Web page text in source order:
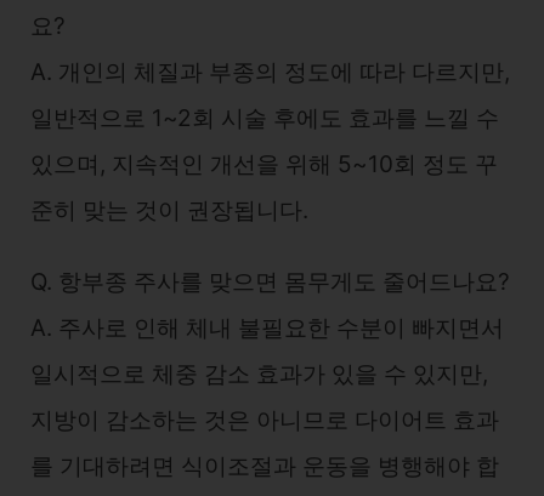
요?
A. 개인의 체질과 부종의 정도에 따라 다르지만,
일반적으로 1~2회 시술 후에도 효과를 느낄 수
있으며, 지속적인 개선을 위해 5~10회 정도 꾸
준히 맞는 것이 권장됩니다.
Q. 항부종 주사를 맞으면 몸무게도 줄어드나요?
A. 주사로 인해 체내 불필요한 수분이 빠지면서
일시적으로 체중 감소 효과가 있을 수 있지만,
지방이 감소하는 것은 아니므로 다이어트 효과
를 기대하려면 식이조절과 운동을 병행해야 합